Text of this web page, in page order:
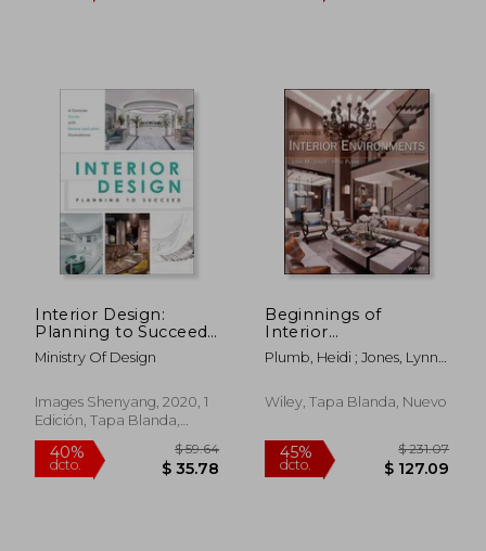
Interior Design:
Planning to Succeed
(en Inglés)
Ministry Of Design
Images Shenyang, 2020, 1
Edición, Tapa Blanda,
Nuevo
Beginnings of
Interior
Environments (en
Inglés)
Plumb, Heidi ; Jones, Lynn
Wiley, Tapa Blanda, Nuevo